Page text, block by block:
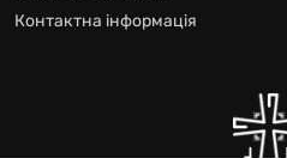
Контактна інформація